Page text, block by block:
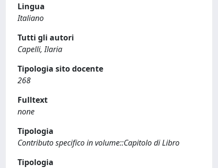
Lingua
Italiano
Tutti gli autori
Capelli, Ilaria
Tipologia sito docente
268
Fulltext
none
Tipologia
Contributo specifico in volume::Capitolo di Libro
Tipologia